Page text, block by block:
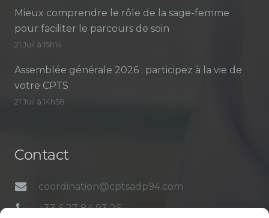
Mieux comprendre le rôle de la sage-femme
pour faciliter le parcours de soin
21 Juil à 15h14
Assemblée générale 2026 : participez à la vie de
votre CPTS
21 Juil à 14h58
Contact
coordination@cptsadp94.com
+33 6 27 84 93 26